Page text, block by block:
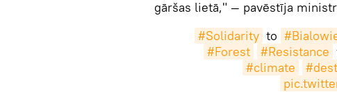
gāršas lietā," — pavēstīja
#Solidarity to
#Forest
#Resistance
#climate